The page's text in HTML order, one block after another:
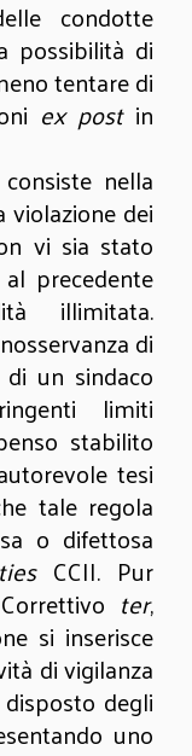
condotte
possibilità di
tentare di
ex post in
nella
violazione dei
vi sia stato
precedente
illimitata.
di
un sindaco
limiti
stabilito
tesi
tale regola
o difettosa
CCII. Pur
ter,
si inserisce
di vigilanza
degli
uno